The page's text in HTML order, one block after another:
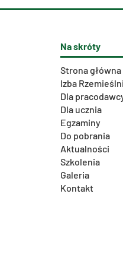
Na skróty
Strona główna
Izba
Dla
Dla ucznia
Egzaminy
Do pobrania
Aktualności
Szkolenia
Galeria
Kontakt